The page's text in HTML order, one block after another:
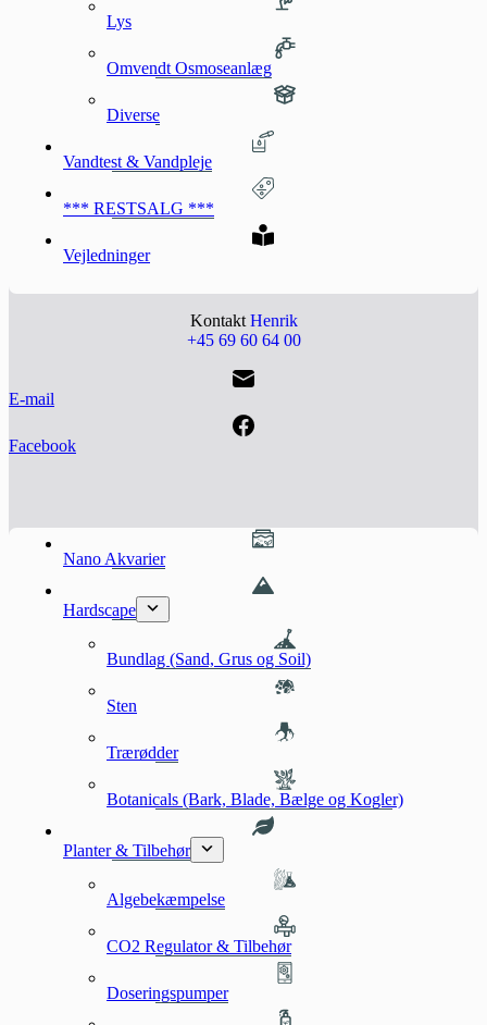
Lys
Omvendt Osmoseanlæg
Diverse
Vandtest & Vandpleje
*** RESTSALG ***
Vejledninger
Kontakt Henrik
+45 69 60 64 00
E-mail
Facebook
Nano Akvarier
Hardscape
Bundlag (Sand, Grus og Soil)
Sten
Trærødder
Botanicals (Bark, Blade, Bælge og Kogler)
Planter & Tilbehør
Algebekæmpelse
CO2 Regulator & Tilbehør
Doseringspumper